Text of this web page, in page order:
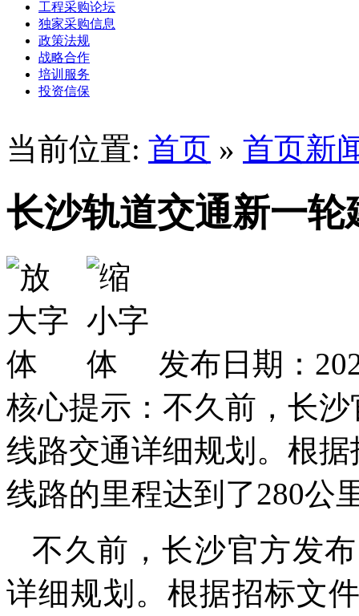
工程采购论坛
独家采购信息
政策法规
战略合作
培训服务
投资信保
当前位置: 首页 » 首页新
长沙轨道交通新一
发布日期：
核心提示：不久前，长
线路交通详细规划。根
线路的里程达到了280公
不久前，长沙官方发
详细规划。根据招标文